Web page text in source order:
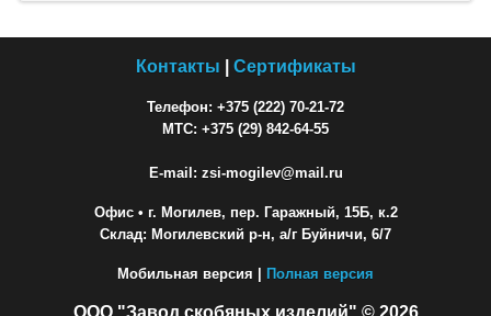
Контакты Сертификаты
Телефон: +375 (222) 70-21-72
МТС: +375 (29) 842-64-55
E-mail: zsi-mogilev@mail.ru
Офис• г. Могилев, пер. Гаражный, 15Б, к.2
Склад: Могилевский р-н, а/г Буйничи, 6/7
Мобильная версия | Полная версия